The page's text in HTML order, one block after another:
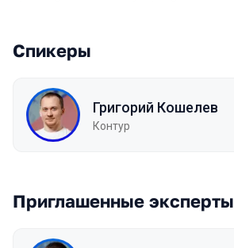
Спикеры
Григорий Кошелев
Контур
Приглашенные эксперты